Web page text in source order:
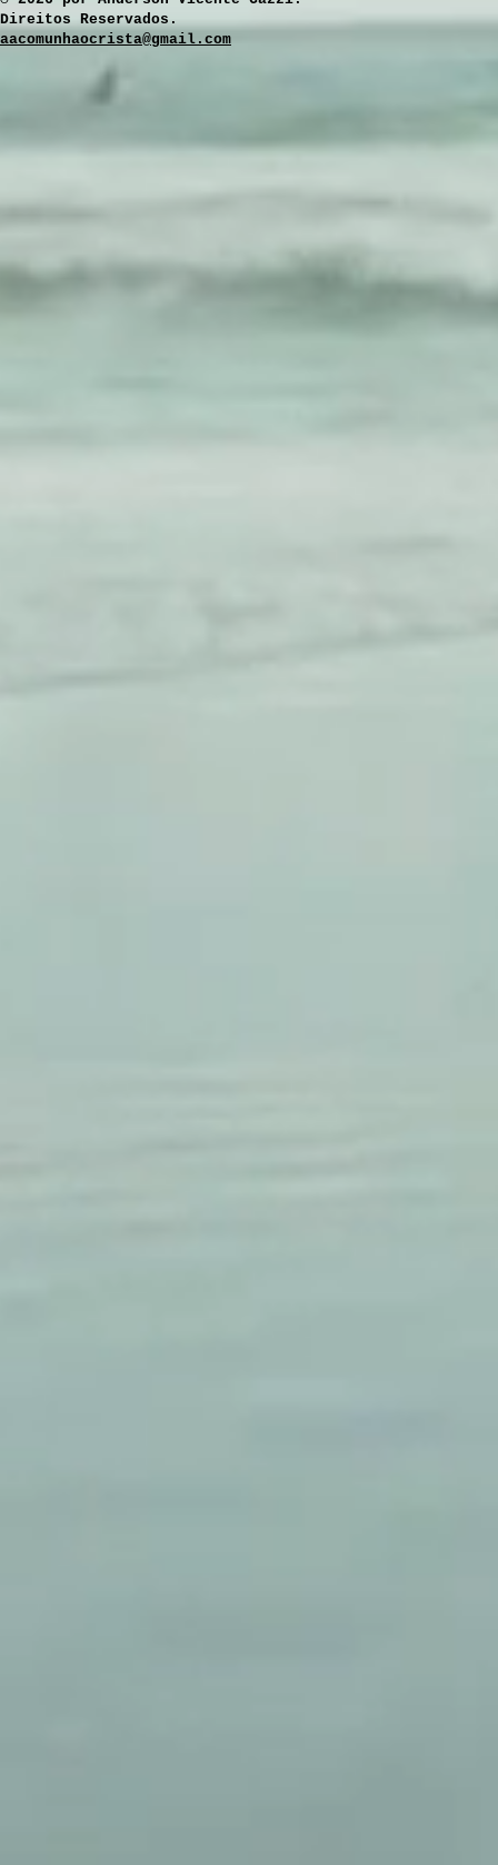
Direitos Reservados.
aacomunhaocrista@gmail.com